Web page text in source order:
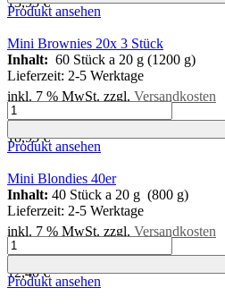
45er
Menge
Produkt ansehen
Mini Brownies 20x 3 Stück
Inhalt: 60 Stück a 20 g (1200 g)
Lieferzeit: 2-5 Werktage
inkl. 7 % MwSt. zzgl. Versandkosten
kg=15,79€
18,95€
Mini
Brownies
20x
3
Stück
Menge
Produkt ansehen
Mini Blondies 40er
Inhalt: 40 Stück a 20 g (800 g)
Lieferzeit: 2-5 Werktage
inkl. 7 % MwSt. zzgl. Versandkosten
kg=15,50€
12,40€
Mini
Blondies
40er
Menge
Produkt ansehen